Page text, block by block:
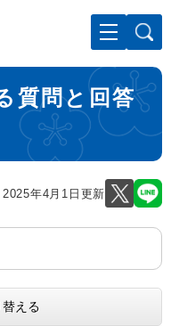
本文へ
質問と回答
年4月1日更新
える